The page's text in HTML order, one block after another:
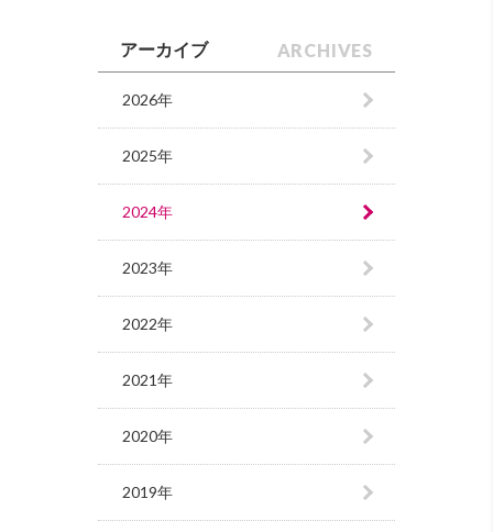
アーカイブ ARCHIVES
2026年
2025年
2024年
2023年
2022年
2021年
2020年
2019年